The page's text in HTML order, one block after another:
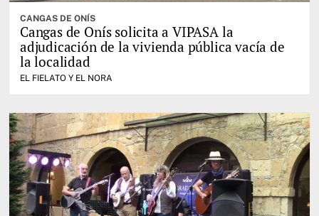
CANGAS DE ONÍS
Cangas de Onís solicita a VIPASA la
adjudicación de la vivienda pública vacía de
la localidad
EL FIELATO Y EL NORA